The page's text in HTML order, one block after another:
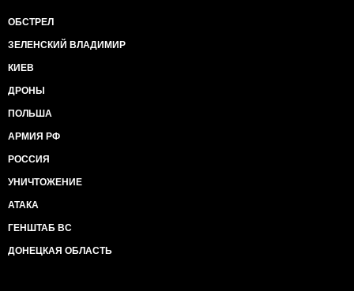
ОБСТРЕЛ
ЗЕЛЕНСКИЙ ВЛАДИМИР
КИЕВ
ДРОНЫ
ПОЛЬША
АРМИЯ РФ
РОССИЯ
УНИЧТОЖЕНИЕ
АТАКА
ГЕНШТАБ ВС
ДОНЕЦКАЯ ОБЛАСТЬ